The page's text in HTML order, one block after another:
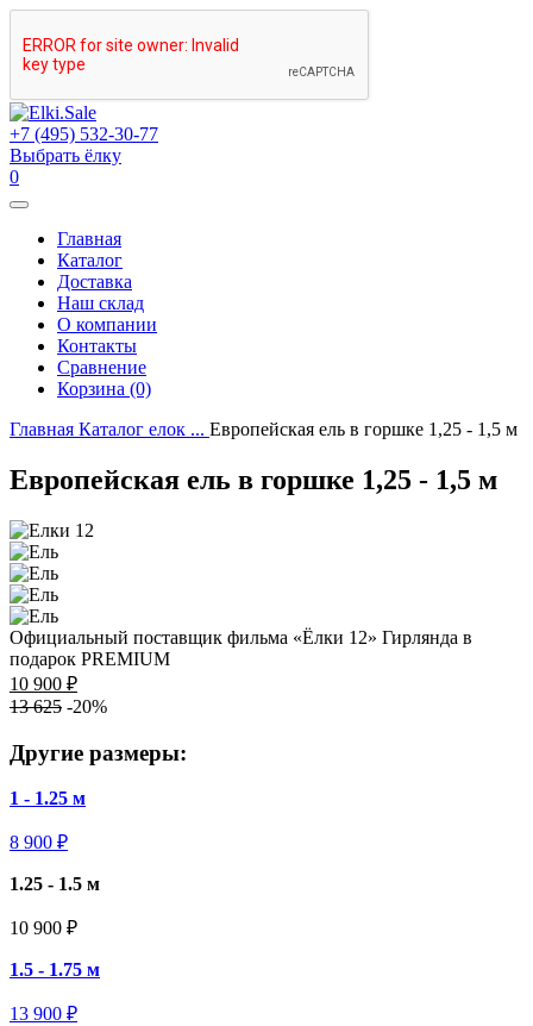
+7 (495) 532-30-77
Выбрать ёлку
0
Главная
Каталог
Доставка
Наш склад
О компании
Контакты
Сравнение
Корзина (0)
Главная Каталог елок ... Европейская ель в горшке 1,25 - 1,5 м
Европейская ель в горшке 1,25 - 1,5 м
Официальный поставщик фильма «Ёлки 12» Гирлянда в
подарок PREMIUM
10 900 ₽
13 625 -20%
Другие размеры:
1 - 1.25 м
8 900 ₽
1.25 - 1.5 м
10 900 ₽
1.5 - 1.75 м
13 900 ₽